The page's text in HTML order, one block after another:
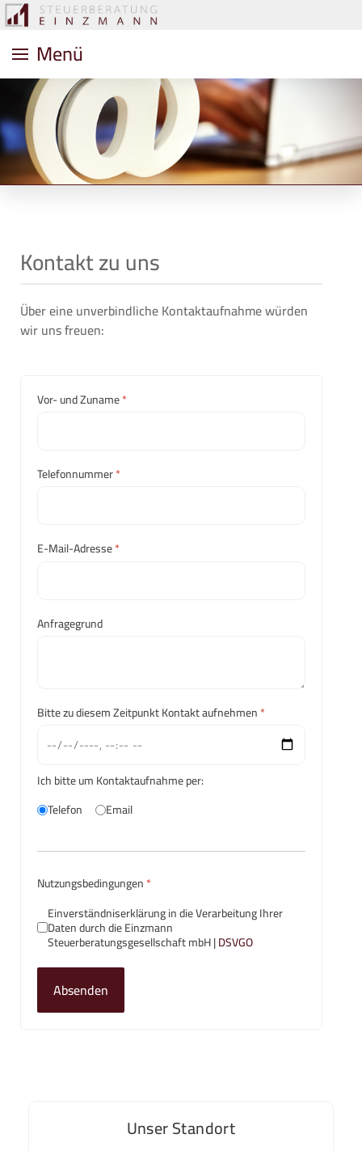
Menü
Kontakt zu uns
Über eine unverbindliche Kontaktaufnahme würden
wir uns freuen:
Vor- und Zuname*
Telefonnummer*
E-Mail-Adresse*
Anfragegrund
Bitte zu diesem Zeitpunkt Kontakt aufnehmen*
Ich bitte um Kontaktaufnahme per:
Telefon
Email
Nutzungsbedingungen*
Einverständniserklärung in die Verarbeitung Ihrer
Daten durch die Einzmann
Steuerberatungsgesellschaft mbH |DSVGO
Absenden
Unser Standort